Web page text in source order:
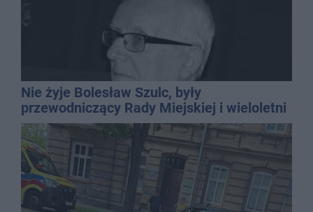
Nie żyje Bolesław Szulc, były
przewodniczący Rady Miejskiej i wieloletni
dyrektor SP 14